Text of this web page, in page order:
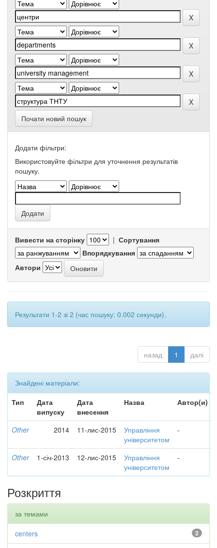
Почати новий пошук
Додати фільтри:
Використовуйте фільтри для уточнення результатів
пошуку.
Вивести на сторінку | Сортування
Впорядкування
Автори
Результати 1-2 зі 2 (час пошуку: 0.002 секунди).
назад 1 далі
Знайдені матеріали:
Тип
Дата
випуску
Дата
внесення
Назва Автор(и)
Other 2014 11-лис-2015
Управління
університетом
-
Other 1-січ-2013 12-лис-2015
Управління
університетом
-
Розкриття
за темами
2
centers